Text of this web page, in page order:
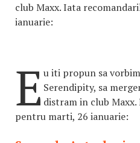
club Maxx. Iata
ianuarie:
E u iti propun sa
Serendipity, sa
distram in club
pentru marti, 26 ianuarie: